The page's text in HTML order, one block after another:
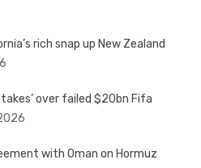
rich snap up New Zealand
over failed $20bn Fifa
with Oman on Hormuz